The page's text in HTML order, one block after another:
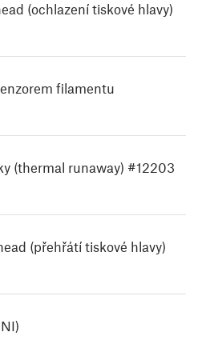
(ochlazení tiskové hlavy)
filamentu
(thermal runaway) #12203
(přehřátí tiskové hlavy)